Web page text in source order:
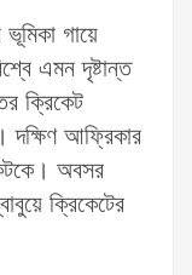
গায়ে
এমন দৃষ্টান্ত
ক্রিকেট
দক্ষিণ আফ্রিকার
অবসর
ক্রিকেটের